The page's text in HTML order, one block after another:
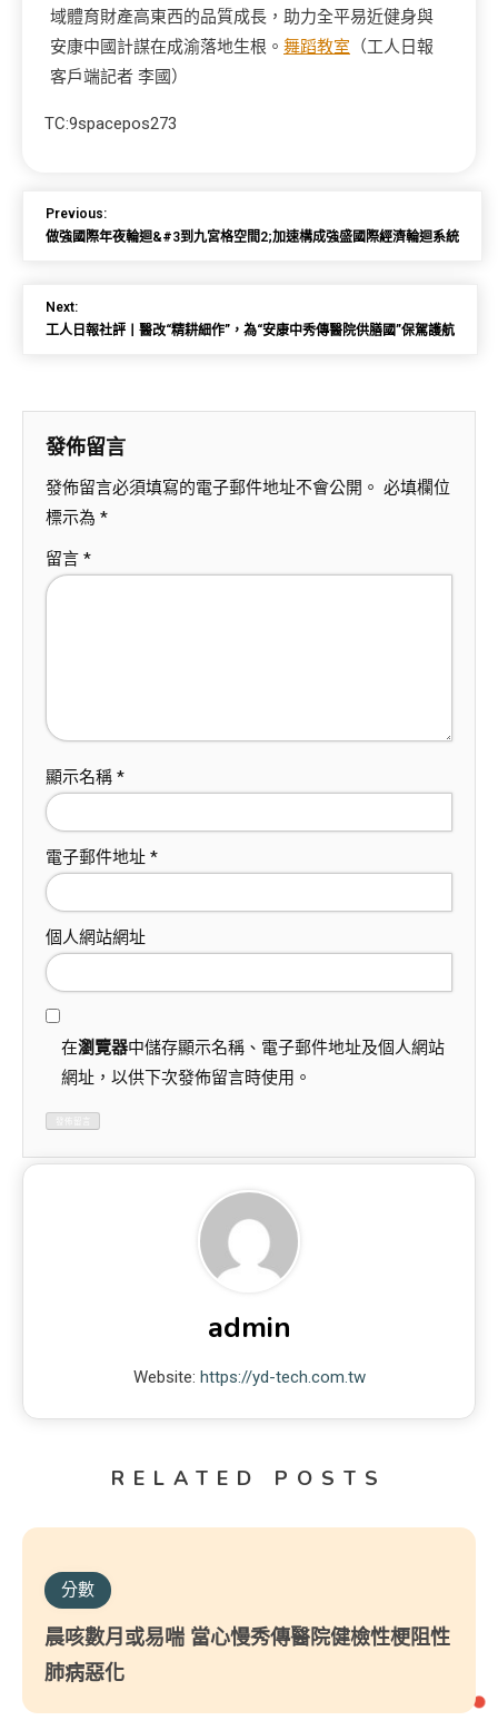
域體育財產高東西的品質成長，助力全平易近健身與
安康中國計謀在成渝落地生根。 舞蹈教室 （工人日報
客戶端記者 李國）
TC:9spacepos273
Previous:
做強國際年夜輪迴&#3到九宮格空間2;加速構成強盛國際經濟輪迴系統
Next:
工人日報社評丨醫改“精耕細作”，為“安康中秀傳醫院供膳國”保駕護航
發佈留言
發佈留言必須填寫的電子郵件地址不會公開。 必填欄位
標示為 *
留言 *
顯示名稱 *
電子郵件地址 *
個人網站網址
在瀏覽器中儲存顯示名稱、電子郵件地址及個人網站
網址，以供下次發佈留言時使用。
admin
Website: https://yd-tech.com.tw
RELATED POSTS
分數
晨咳數月或易喘 當心慢秀傳醫院健檢性梗阻性
肺病惡化